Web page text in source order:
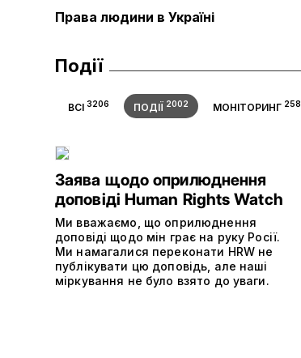
Права людини в Україні
Події
ВСІ3206 ПОДІЇ2002 МОНІТОРИНГ258
Заява щодо оприлюднення
доповіді Human Rights Watch
Ми вважаємо, що оприлюднення
доповіді щодо мін грає на руку Росії.
Ми намагалися переконати HRW не
публікувати цю доповідь, але наші
міркування не було взято до уваги.